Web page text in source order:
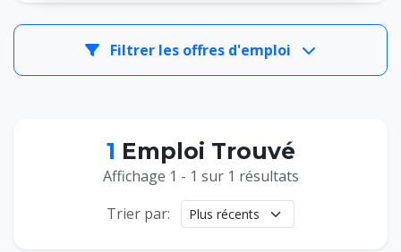
Filtrer les offres d'emploi
1 Emploi Trouvé
Affichage 1 - 1 sur 1 résultats
Trier par: